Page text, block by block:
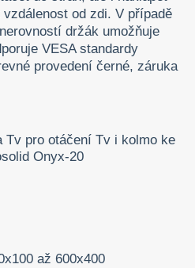
od zdi. V případě
držák umožňuje
VESA standardy
provedení černé, záruka
až 600x400